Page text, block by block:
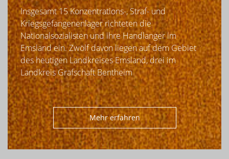
Insgesamt 15 Konzentrations-, Straf- und
Kriegsgefangenenlager richteten die
Nationalsozialisten und ihre Handlanger im
Emsland ein. Zwölf davon liegen auf dem Gebiet
des heutigen Landkreises Emsland, drei im
Landkreis Grafschaft Bentheim
Mehr erfahren